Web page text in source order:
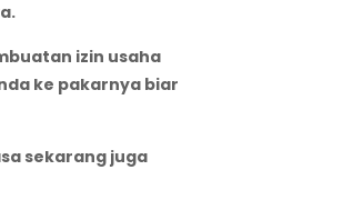
izin usaha
ke pakarnya biar
sekarang juga